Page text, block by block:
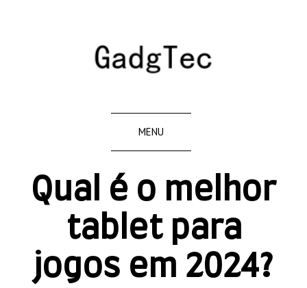
MENU
Qual é o melhor
tablet para
jogos em 2024?